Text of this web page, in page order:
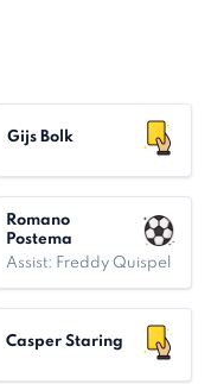
Gijs Bolk
Romano
Postema
Assist: Freddy Quispel
Casper Staring